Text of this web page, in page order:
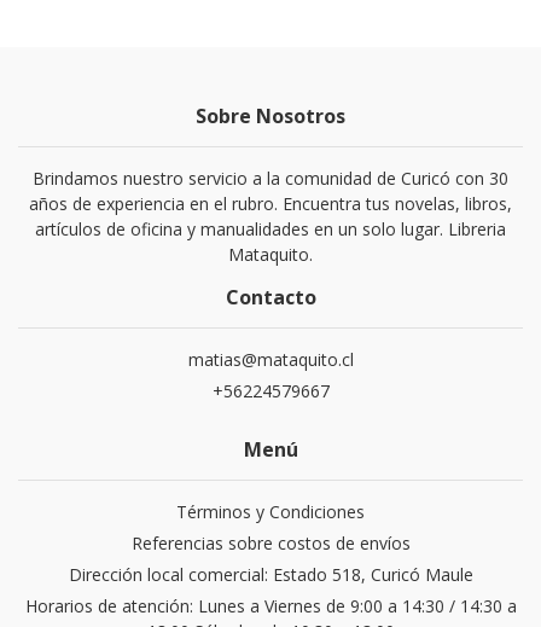
Sobre Nosotros
Brindamos nuestro servicio a la comunidad de Curicó con 30
años de experiencia en el rubro. Encuentra tus novelas, libros,
artículos de oficina y manualidades en un solo lugar. Libreria
Mataquito.
Contacto
matias@mataquito.cl
+56224579667
Menú
Términos y Condiciones
Referencias sobre costos de envíos
Dirección local comercial: Estado 518, Curicó Maule
Horarios de atención: Lunes a Viernes de 9:00 a 14:30 / 14:30 a